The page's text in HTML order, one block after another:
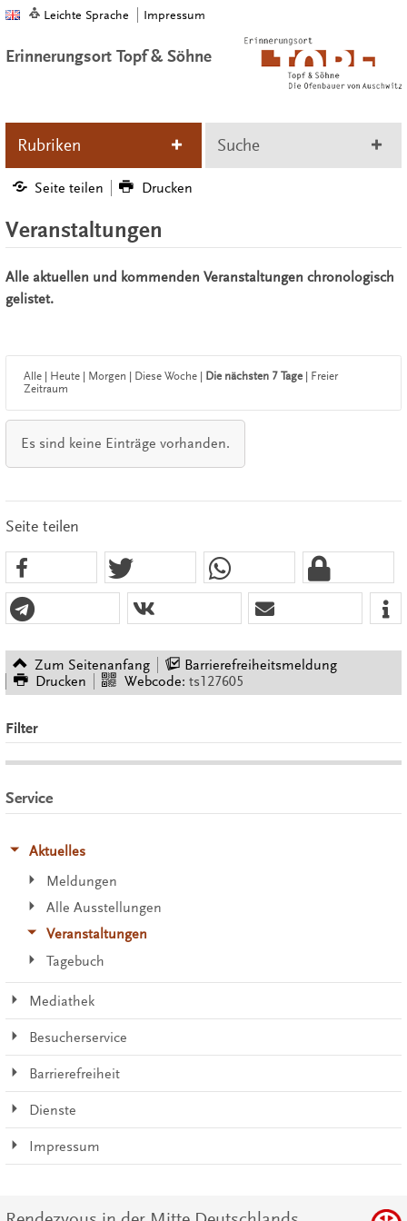
Leichte Sprache Impressum
Erinnerungsort Topf & Söhne
Rubriken Suche
Seite teilen Drucken
Veranstaltungen
Alle aktuellen und kommenden Veranstaltungen chronologisch
gelistet.
Alle Heute Morgen Diese Woche Die nächsten 7 Tage
Freier
Zeitraum
Es sind keine Einträge vorhanden.
Seite teilen
Zum Seitenanfang
Barrierefreiheitsmeldung
Drucken
Webcode: ts127605
Filter
Service
Aktuelles
Meldungen
Alle Ausstellungen
Veranstaltungen
Tagebuch
Mediathek
Besucherservice
Barrierefreiheit
Dienste
Impressum